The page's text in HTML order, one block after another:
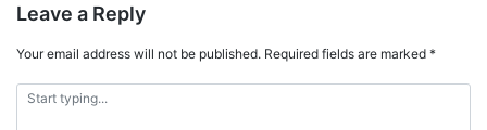
Leave a Reply
Your email address will not be published. Required fields are marked *